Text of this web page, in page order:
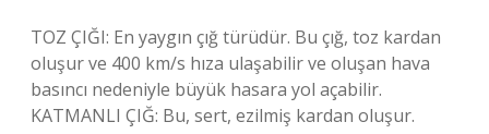
TOZ ÇIĞI: En yaygın çığ türüdür. Bu çığ, toz kardan
oluşur ve 400 km/s hıza ulaşabilir ve oluşan hava
basıncı nedeniyle büyük hasara yol açabilir.
KATMANLI ÇIĞ: Bu, sert, ezilmiş kardan oluşur.